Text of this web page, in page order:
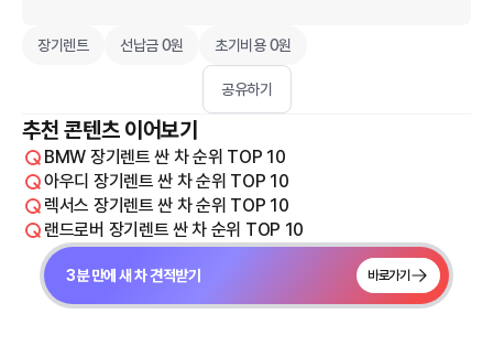
장기렌트 선납금 0원 초기비용 0원
공유하기
추천 콘텐츠 이어보기
BMW 장기렌트 싼 차 순위 TOP 10
아우디 장기렌트 싼 차 순위 TOP 10
렉서스 장기렌트 싼 차 순위 TOP 10
랜드로버 장기렌트 싼 차 순위 TOP 10
3분 만에 새 차 견적받기 바로가기